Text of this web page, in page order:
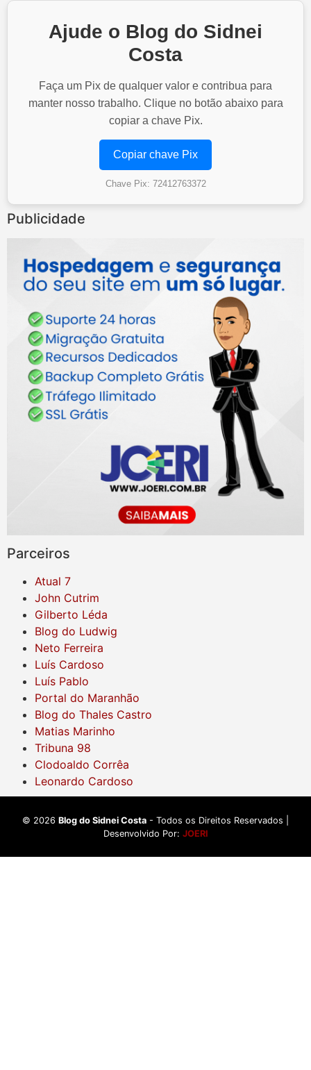
Ajude o Blog do Sidnei
Costa
Faça um Pix de qualquer valor e contribua para
manter nosso trabalho. Clique no botão abaixo para
copiar a chave Pix.
Copiar chave Pix
Chave Pix: 72412763372
Publicidade
Parceiros
Atual 7
John Cutrim
Gilberto Léda
Blog do Ludwig
Neto Ferreira
Luís Cardoso
Luís Pablo
Portal do Maranhão
Blog do Thales Castro
Matias Marinho
Tribuna 98
Clodoaldo Corrêa
Leonardo Cardoso
© 2026 Blog do Sidnei Costa - Todos os Direitos Reservados |
Desenvolvido Por: JOERI